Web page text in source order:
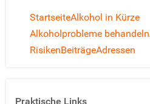
StartseiteAlkohol in Kürze
Alkoholprobleme behandeln
RisikenBeiträgeAdressen
Praktische Links